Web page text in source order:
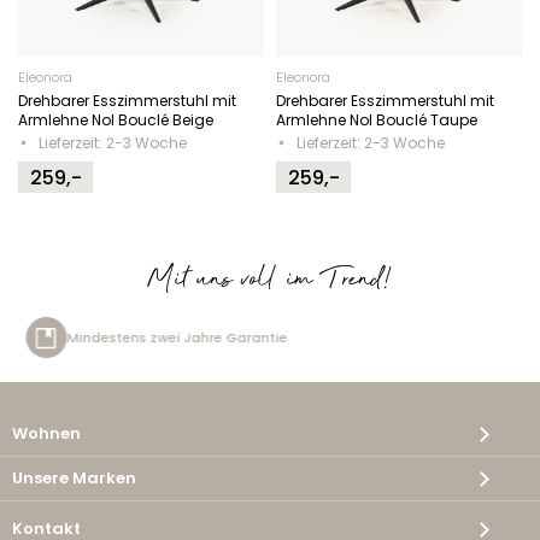
Eleonora
Drehbarer Esszimmerstuhl mit
Armlehne Nol Bouclé Beige
Lieferzeit: 2-3 Woche
259,-
Eleonora
Drehbarer Esszimmerstuhl mit
Armlehne Nol Bouclé Taupe
Lieferzeit: 2-3 Woche
259,-
Mit uns voll im Trend!
Garantie
Wohnen
Unsere Marken
Kontakt